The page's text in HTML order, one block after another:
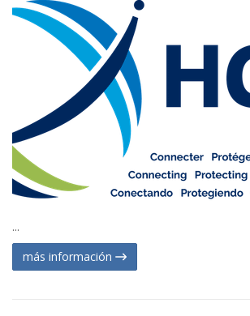
...
más información